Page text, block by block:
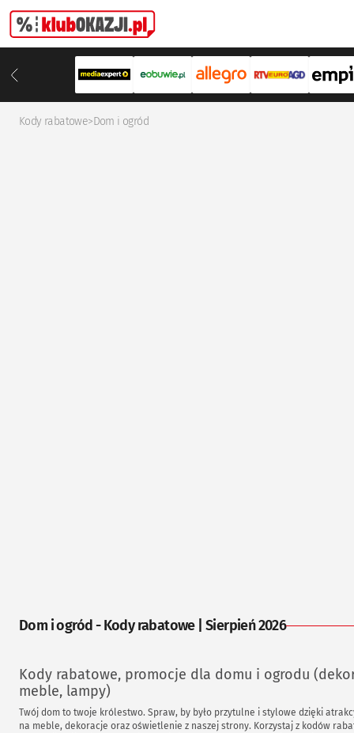
Kody rabatowe>Dom i ogród
Dom i ogród - Kody rabatowe | Sierpień 2026
Kody rabatowe, promocje dla domu i ogrodu
meble, lampy)
Twój dom to twoje królestwo. Spraw, by było przytulne i stylowe dzięki
na meble, dekoracje oraz oświetlenie z naszej strony. Korzystaj z kodów